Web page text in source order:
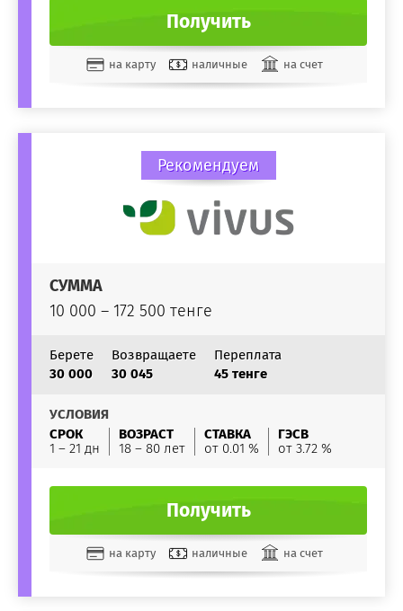
Получить
на карту наличные на счет
Рекомендуем
СУММА
10 000 – 172 500 тенге
Берете
30 000
Возвращаете
30 045
Переплата
45 тенге
УСЛОВИЯ
СРОК
1 – 21 дн
ВОЗРАСТ
18 – 80 лет
СТАВКА
от 0.01 %
ГЭСВ
от 3.72 %
Получить
на карту наличные на счет